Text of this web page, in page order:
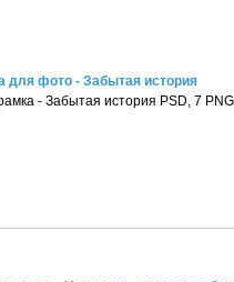
для фото - Забытая история
- Забытая история PSD, 7